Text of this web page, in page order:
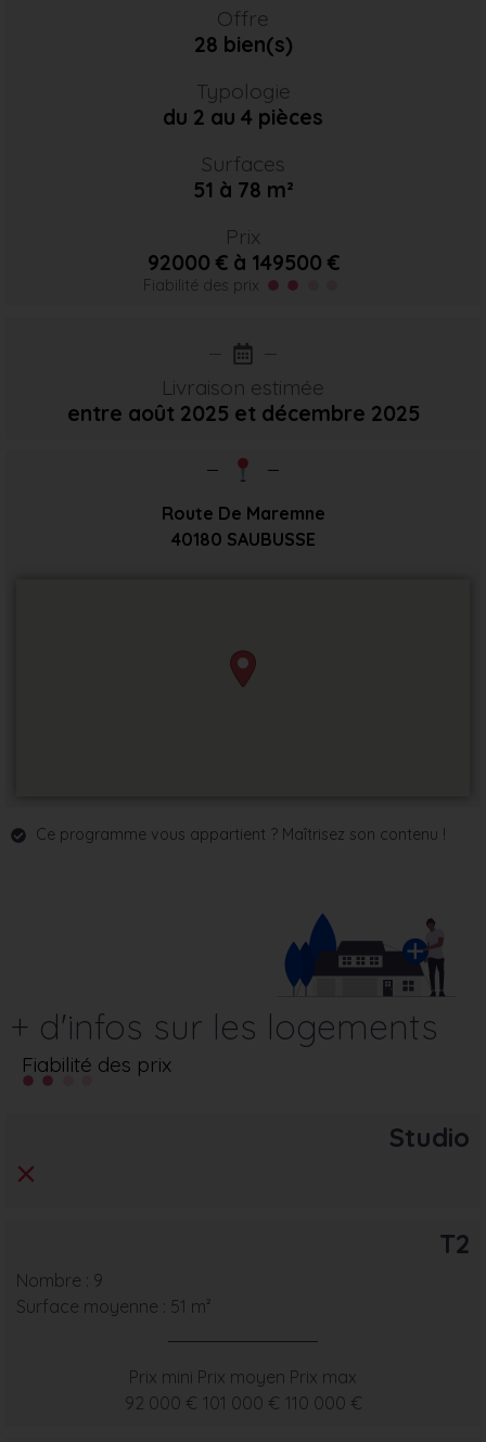
Offre
28 bien(s)
Typologie
du 2 au 4 pièces
Surfaces
51 à 78 m²
Prix
92000 € à 149500 €
Fiabilité des prix
Livraison estimée
entre août 2025 et décembre 2025
Route De Maremne
40180 SAUBUSSE
Ce programme vous appartient ? Maîtrisez son contenu !
+ d'infos sur les logements
Fiabilité des prix
Studio
T2
Nombre : 9
Surface moyenne : 51 m²
Prix mini
92 000 €
Prix moyen
101 000 €
Prix max
110 000 €